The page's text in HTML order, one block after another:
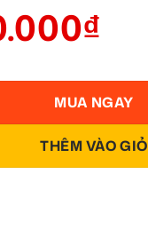
₫
THÊM VÀO GIỎ
MUA NGAY